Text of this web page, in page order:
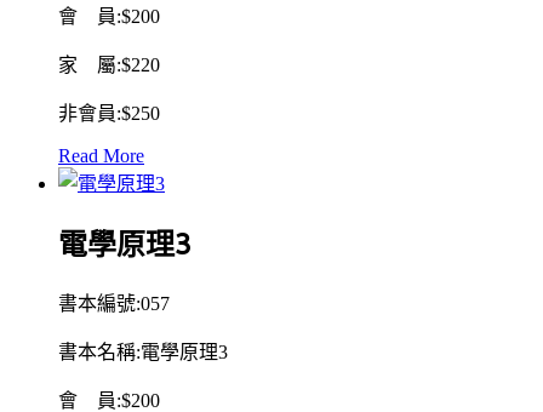
會 員:$200
家 屬:$220
非會員:$250
Read More
電學原理3
書本編號:057
書本名稱:電學原理3
會 員:$200